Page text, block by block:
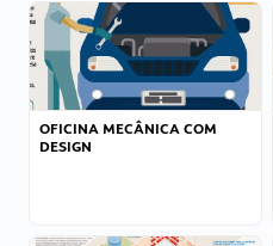
OFICINA MECÂNICA COM
DESIGN